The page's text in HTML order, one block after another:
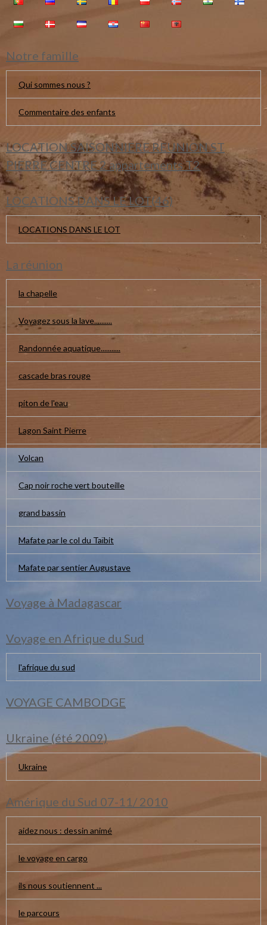
Notre famille
Qui sommes nous ?
Commentaire des enfants
LOCATION SAISONNIERE REUNION ST
PIERRE CENTRE 2 appartements T2
LOCATIONS DANS LE LOT(46)
LOCATIONS DANS LE LOT
La réunion
la chapelle
Voyagez sous la lave..........
Randonnée aquatique...........
cascade bras rouge
piton de l'eau
Lagon Saint Pierre
Volcan
Cap noir roche vert bouteille
grand bassin
Mafate par le col du Taïbit
Mafate par sentier Augustave
Voyage à Madagascar
Voyage en Afrique du Sud
l'afrique du sud
VOYAGE CAMBODGE
Ukraine (été 2009)
Ukraine
Amérique du Sud 07-11/ 2010
aidez nous : dessin animé
le voyage en cargo
ils nous soutiennent ...
le parcours